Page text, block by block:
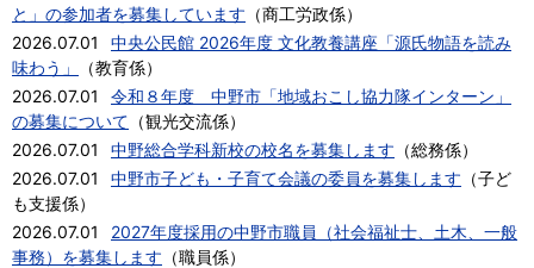
と」の参加者を募集しています （商工労政係）
2026.07.01
中央公民館 2026年度 文化教養講座「源氏物語を読み
味わう」
（教育係）
2026.07.01
令和８年度 中野市「地域おこし協力隊インターン」
の募集について （観光交流係）
2026.07.01
中野総合学科新校の校名を募集します （総務係）
2026.07.01
中野市子ども・子育て会議の委員を募集します （子ど
も支援係）
2026.07.01
2027年度採用の中野市職員（社会福祉士、土木、一般
事務）を募集します （職員係）